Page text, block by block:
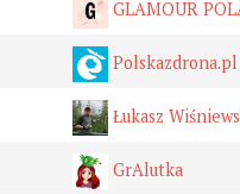
GLAMOUR
Polskazdrona.pl
Łukasz
GrAlutka